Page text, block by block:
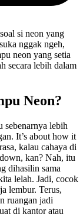
si neon yang
nggak ngeh,
neon yang setia
secara lebih dalam
Neon?
sebenarnya lebih
It’s about how it
kalau cahaya di
kan? Nah, itu
dihasilin sama
lelah. Jadi, cocok
lembur. Terus,
ruangan jadi
di kantor atau